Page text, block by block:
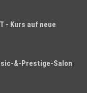
- Kurs auf neue
&-Prestige-Salon